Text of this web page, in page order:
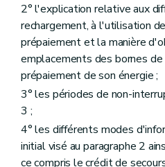
2° l'explication relative aux
rechargement, à l'utilisation
prépaiement et la manière
emplacements des bornes
prépaiement de son énergie ;
3° les périodes de non-
3 ;
4° les différents modes
initial visé au paragraphe 2
ce compris le crédit de